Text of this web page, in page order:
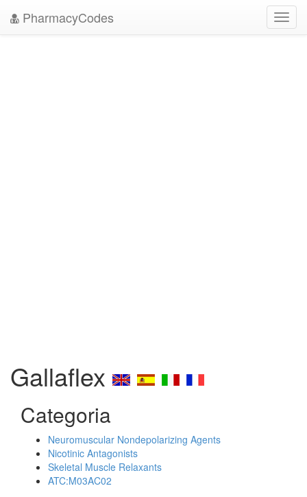
PharmacyCodes
Gallaflex
Categoria
Neuromuscular Nondepolarizing Agents
Nicotinic Antagonists
Skeletal Muscle Relaxants
ATC:M03AC02